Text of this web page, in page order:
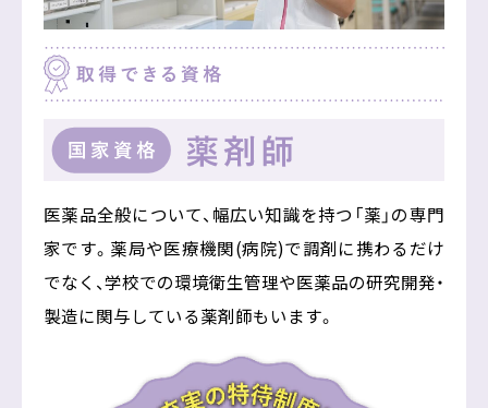
広島国際大学入試情報サイト
広島国際大学メインサイト
サイトTOPへ戻る
医薬品全般について、幅広い知識を持つ「薬」の専門
家です。薬局や医療機関(病院)で調剤に携わるだけ
でなく、学校での環境衛生管理や医薬品の研究開発・
製造に関与している薬剤師もいます。